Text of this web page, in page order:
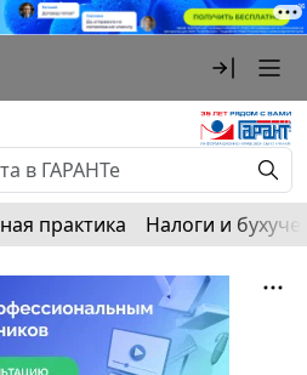
практика Налоги и